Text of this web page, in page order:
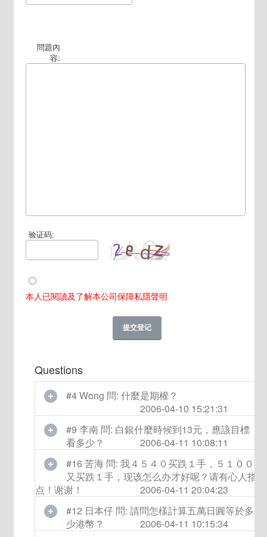
問題內
容:
验证码:
本人已閱讀及了解本公司保障私隱聲明
Questions
#4 Wong 問: 什麼是期權？
2006-04-10 15:21:31
#9 李南 問: 白銀什麼時候到13元，應該目標
看多少？
2006-04-11 10:08:11
#16 苦海 問: 我４５４０买跌１手，５１００
又买跌１手，现该怎么办才好呢？请有心人指
点！谢谢！
2006-04-11 20:04:23
#12 日本仔 問: 請問怎樣計算五萬日圓等於多
少港幣？
2006-04-11 10:15:34